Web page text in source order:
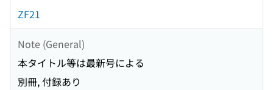
ZF21
Note (General)
本タイトル等は最新号による
別冊, 付録あり